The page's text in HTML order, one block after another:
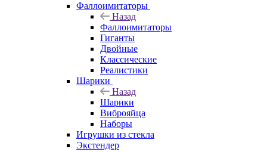
Фаллоимитаторы
Назад
Фаллоимитаторы
Гиганты
Двойные
Классические
Реалистики
Шарики
Назад
Шарики
Виброяйца
Наборы
Игрушки из стекла
Экстендер